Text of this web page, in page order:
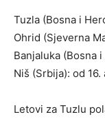
Tuzla (Bosna i
Ohrid (Sjeverna
Banjaluka (Bosna
Niš (Srbija): od
Letovi za Tuzlu